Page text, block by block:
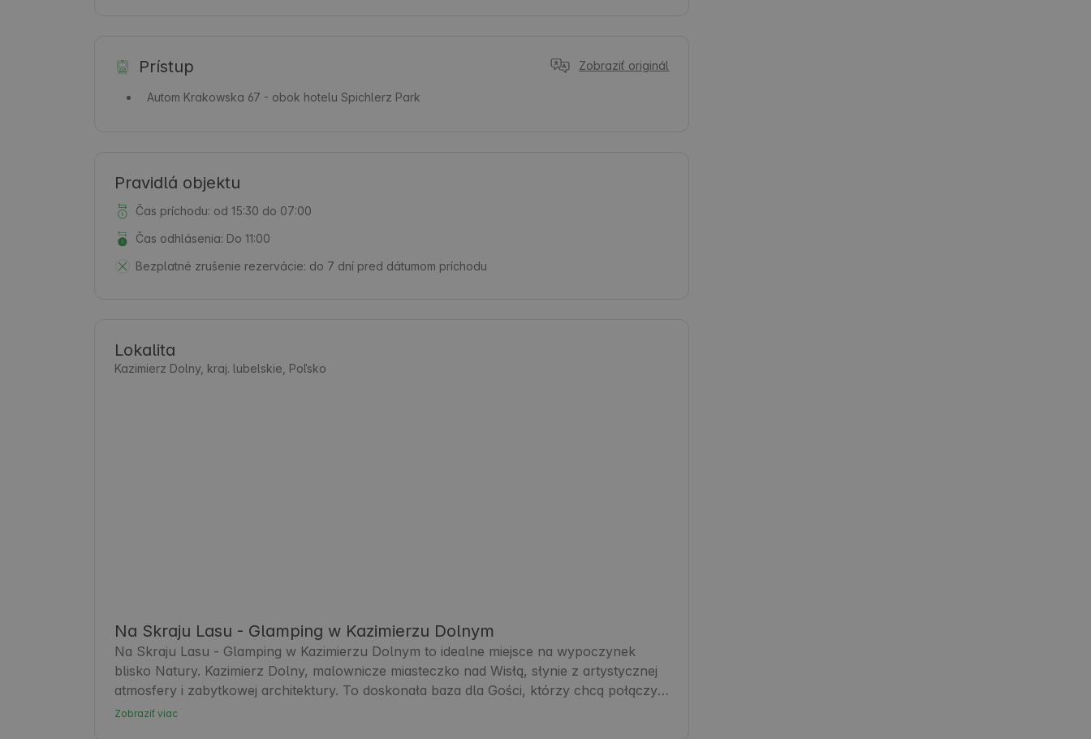
Prístup Zobraziť originál
Autom Krakowska 67 - obok hotelu Spichlerz Park
Pravidlá objektu
Čas príchodu: od 15:30 do 07:00
Čas odhlásenia: Do 11:00
Bezplatné zrušenie rezervácie: do 7 dní pred dátumom príchodu
Lokalita
Kazimierz Dolny, kraj. lubelskie, Poľsko
Na Skraju Lasu - Glamping w Kazimierzu Dolnym
Na Skraju Lasu - Glamping w Kazimierzu Dolnym to idealne miejsce na wypoczynek
blisko Natury. Kazimierz Dolny, malownicze miasteczko nad Wisłą, słynie z artystycznej
atmosfery i zabytkowej architektury. To doskonała baza dla Gości, którzy chcą połączyć
komfortowe zakwaterowanie z aktywnym zwiedzaniem i relaksem. W okolicy znajdziesz
Zobraziť viac